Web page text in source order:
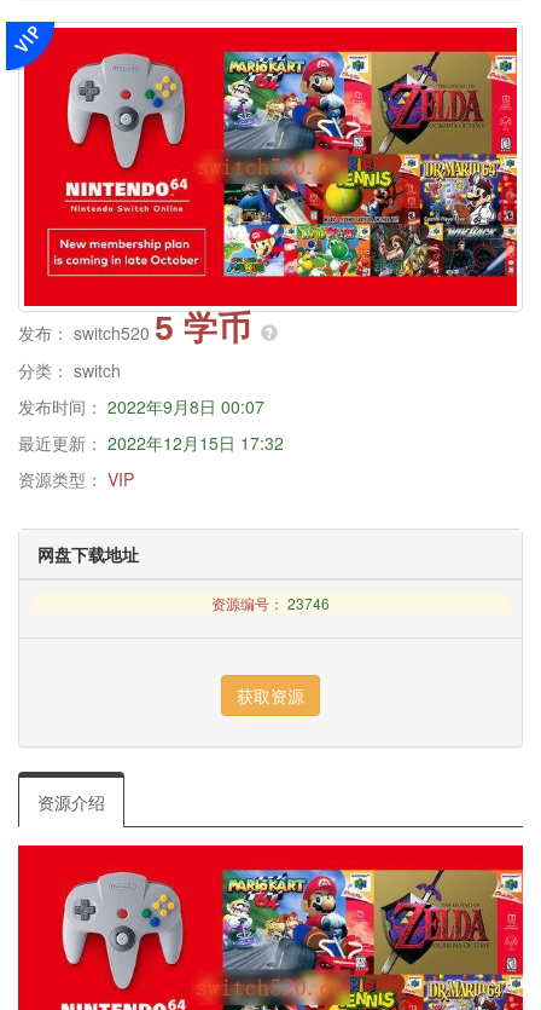
发布： switch520 5 学币
分类： switch
发布时间： 2022年9月8日 00:07
最近更新： 2022年12月15日 17:32
资源类型： VIP
网盘下载地址
资源编号： 23746
资源介绍